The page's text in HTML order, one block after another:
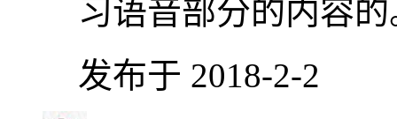
习语音部分的内容的
发布于 2018-2-2